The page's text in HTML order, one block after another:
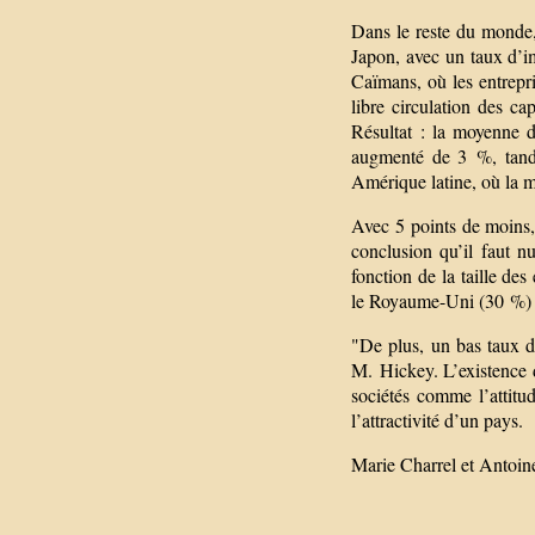
Dans le reste du
Japon, avec un taux
Caïmans, où les
libre circulation des
Résultat : la moyenne
augmenté de 3 %,
Amérique latine, où la
Avec 5 points de
conclusion qu’il faut
fonction de la taille des
le Royaume-Uni (30 %)
"De plus, un bas taux
M. Hickey. L’existence
sociétés comme
l’attractivité d’un pays.
Marie Charrel et